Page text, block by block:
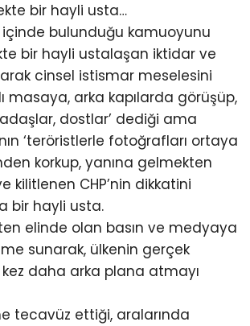
bir hayli usta…
içinde bulunduğu kamuoyunu
bir hayli ustalaşan iktidar ve
cinsel istismar meselesini
masaya, arka kapılarda görüşüp,
dostlar’ dediği ama
‘teröristlerle fotoğrafları ortaya
korkup, yanına gelmekten
kilitlenen CHP’nin dikkatini
bir hayli usta.
elinde olan basın ve medyaya
sunarak, ülkenin gerçek
daha arka plana atmayı
tecavüz ettiği, aralarında